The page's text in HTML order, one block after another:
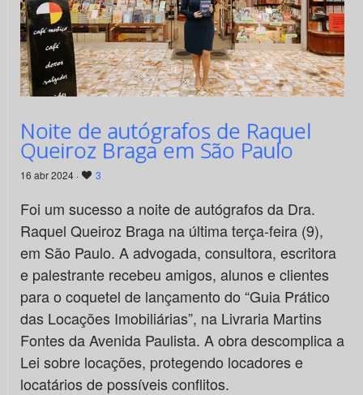
Noite de autógrafos de Raquel
Queiroz Braga em São Paulo
16 abr 2024 · 3
Foi um sucesso a noite de autógrafos da Dra.
Raquel Queiroz Braga na última terça-feira (9),
em São Paulo. A advogada, consultora, escritora
e palestrante recebeu amigos, alunos e clientes
para o coquetel de lançamento do “Guia Prático
das Locações Imobiliárias”, na Livraria Martins
Fontes da Avenida Paulista. A obra descomplica a
Lei sobre locações, protegendo locadores e
locatários de possíveis conflitos.